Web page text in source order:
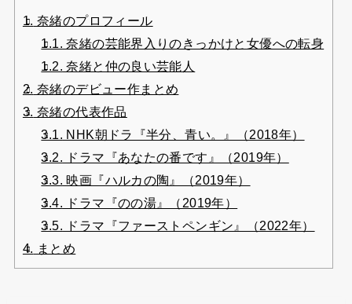
1. 奈緒のプロフィール
1.1. 奈緒の芸能界入りのきっかけと女優への転身
1.2. 奈緒と仲の良い芸能人
2. 奈緒のデビュー作まとめ
3. 奈緒の代表作品
3.1. NHK朝ドラ『半分、青い。』（2018年）
3.2. ドラマ『あなたの番です』（2019年）
3.3. 映画『ハルカの陶』（2019年）
3.4. ドラマ『のの湯』（2019年）
3.5. ドラマ『ファーストペンギン』（2022年）
4. まとめ